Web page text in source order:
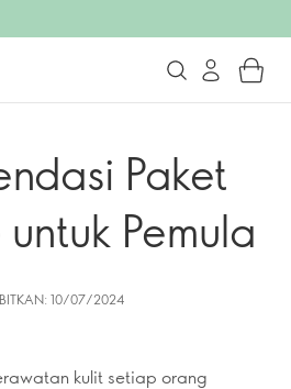
Paket
Pemula
10/07/2024
kulit setiap orang